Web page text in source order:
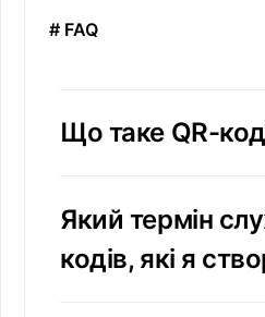
# FAQ
Що таке QR-
Який термін
кодів, які я